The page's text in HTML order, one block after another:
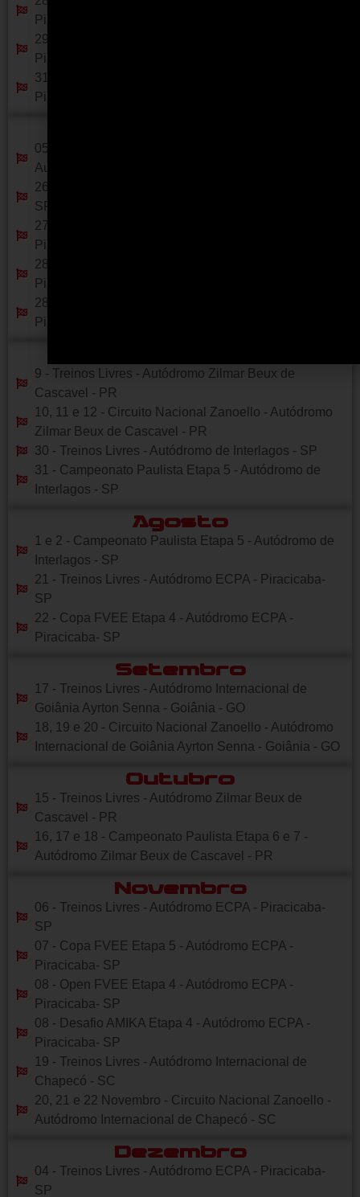
Piracicaba- SP
29 - Treinos Livres - ECPA - Autódromo ECPA -
Piracicaba- SP
31 - Treinos Livres - ECPA - Autódromo ECPA -
Piracicaba- SP
05, 06 e 07 - Campeonato Paulista Etapa 4 -
Autódromo de Interlagos - SP
26 - Treinos Livres - Autódromo ECPA - Piracicaba-
SP
27 - Copa FVEE Etapa 3 - Autódromo ECPA -
Piracicaba- SP
28 - Open FVEE Etapa 3 - Autódromo ECPA -
Piracicaba- SP
28 - Desafio AMIKA Etapa 3 - Autódromo ECPA -
Piracicaba- SP
9 - Treinos Livres - Autódromo Zilmar Beux de
Cascavel - PR
10, 11 e 12 - Circuito Nacional Zanoello - Autódromo
Zilmar Beux de Cascavel - PR
30 - Treinos Livres - Autódromo de Interlagos - SP
31 - Campeonato Paulista Etapa 5 - Autódromo de
Interlagos - SP
Agosto
1 e 2 - Campeonato Paulista Etapa 5 - Autódromo de
Interlagos - SP
21 - Treinos Livres - Autódromo ECPA - Piracicaba-
SP
22 - Copa FVEE Etapa 4 - Autódromo ECPA -
Piracicaba- SP
Setembro
17 - Treinos Livres - Autódromo Internacional de
Goiânia Ayrton Senna - Goiânia - GO
18, 19 e 20 - Circuito Nacional Zanoello - Autódromo
Internacional de Goiânia Ayrton Senna - Goiânia - GO
Outubro
15 - Treinos Livres - Autódromo Zilmar Beux de
Cascavel - PR
16, 17 e 18 - Campeonato Paulista Etapa 6 e 7 -
Autódromo Zilmar Beux de Cascavel - PR
Novembro
06 - Treinos Livres - Autódromo ECPA - Piracicaba-
SP
07 - Copa FVEE Etapa 5 - Autódromo ECPA -
Piracicaba- SP
08 - Open FVEE Etapa 4 - Autódromo ECPA -
Piracicaba- SP
08 - Desafio AMIKA Etapa 4 - Autódromo ECPA -
Piracicaba- SP
19 - Treinos Livres - Autódromo Internacional de
Chapecó - SC
20, 21 e 22 Novembro - Circuito Nacional Zanoello -
Autódromo Internacional de Chapecó - SC
Dezembro
04 - Treinos Livres - Autódromo ECPA - Piracicaba-
SP